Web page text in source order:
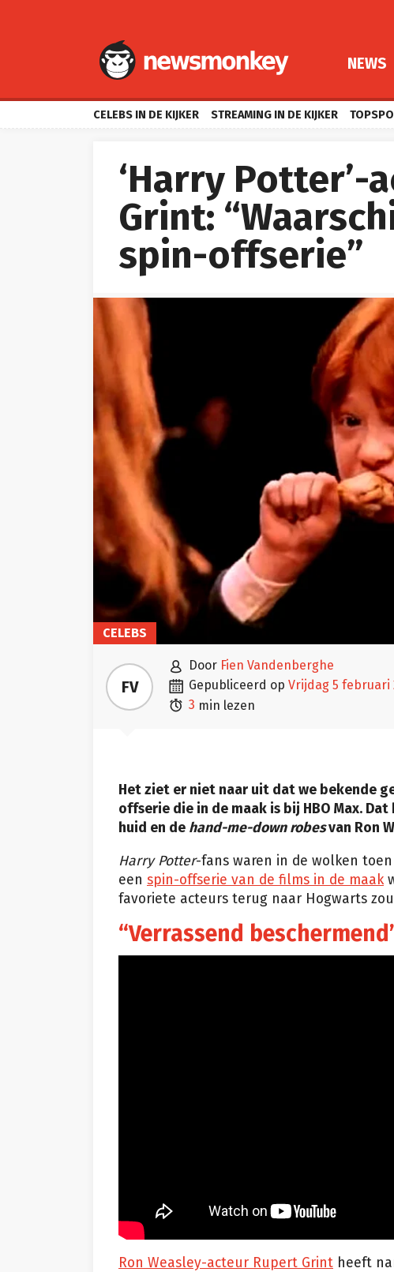
NEWS
CELEBS IN DE KIJKER STREAMING IN DE KIJKER
‘Harry
Grint:
spin-offserie”
CELEBS
FV
 door Fien Vandenberghe
 gepubliceerd op vrijdag 5 februari
 3 min lezen
Het ziet er niet naar uit dat we bekende
offserie die in de maak is bij HBO Max.
huid en de hand-me-down robesvan Ron
Harry Potter-fans waren in de wolken
een spin-offserie van de films in de maak
favoriete acteurs terug naar Hogwarts
“Verrassend
Ron Weasley-acteur Rupert Grint heeft